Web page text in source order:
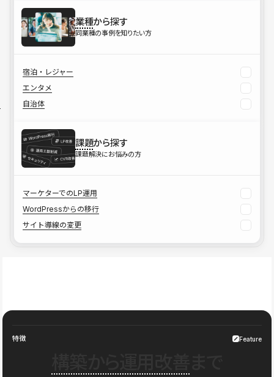
業種から探す
同業種の事例を知りたい方
宿泊・レジャー
エンタメ
自治体
課題から探す
課題解決にお悩みの方
マーケターでのLP運用
WordPressからの移行
サイト導線の変更
特徴 Feature